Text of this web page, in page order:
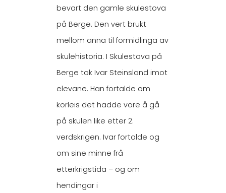
bevart den gamle skulestova
på Berge. Den vert brukt
mellom anna til formidlinga av
skulehistoria. I Skulestova på
Berge tok Ivar Steinsland imot
elevane. Han fortalde om
korleis det hadde vore å gå
på skulen like etter 2.
verdskrigen. Ivar fortalde og
om sine minne frå
etterkrigstida – og om
hendingar i